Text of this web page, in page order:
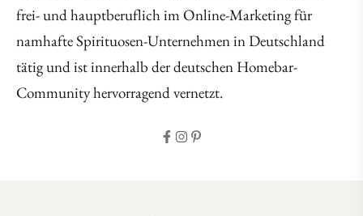
frei- und hauptberuflich im Online-Marketing für
namhafte Spirituosen-Unternehmen in Deutschland
tätig und ist innerhalb der deutschen Homebar-
Community hervorragend vernetzt.